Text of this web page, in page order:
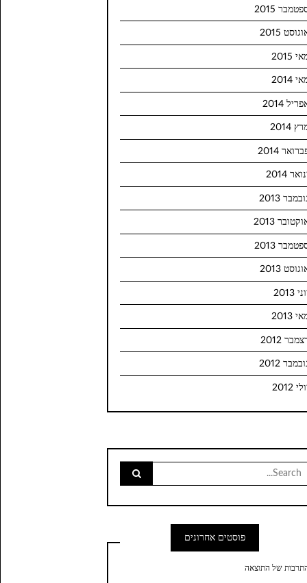
2015
2015
2015
2014
2014
2014
2014
2014
2013
2013
2013
2013
2013
2013
2012
2012
2012
for:
פוסטים אחרונים
של התוצאה